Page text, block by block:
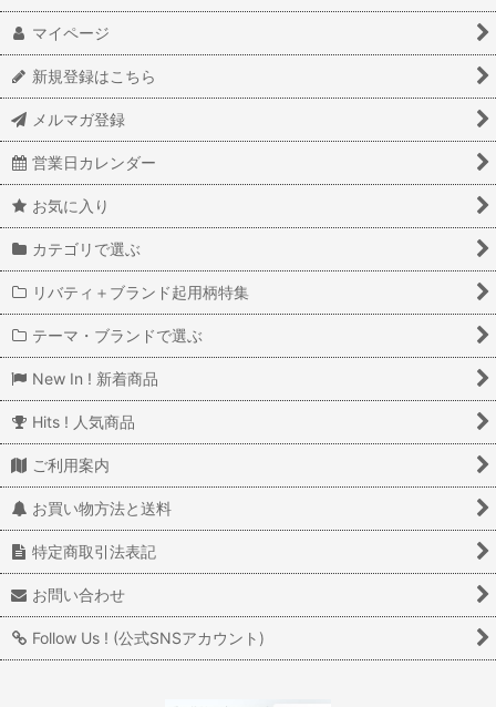
マイページ
新規登録はこちら
メルマガ登録
営業日カレンダー
お気に入り
カテゴリで選ぶ
リバティ＋ブランド起用柄特集
テーマ・ブランドで選ぶ
New In ! 新着商品
Hits ! 人気商品
ご利用案内
お買い物方法と送料
特定商取引法表記
お問い合わせ
Follow Us ! (公式SNSアカウント)